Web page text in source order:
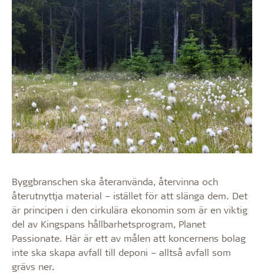
Byggbranschen ska återanvända, återvinna och
återutnyttja material – istället för att slänga dem. Det
är principen i den cirkulära ekonomin som är en viktig
del av Kingspans hållbarhetsprogram, Planet
Passionate. Här är ett av målen att koncernens bolag
inte ska skapa avfall till deponi – alltså avfall som
grävs ner.